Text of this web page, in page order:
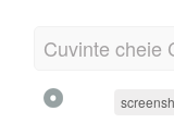
Cuvinte cheie